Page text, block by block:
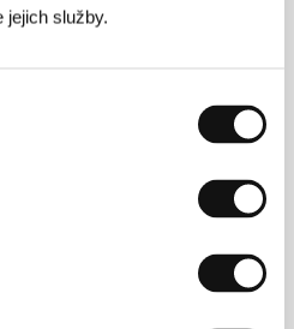
jejich služby.